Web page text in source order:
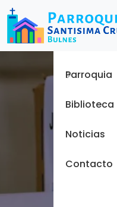
Menu
Inicio
Parroquia
Biblioteca
Noticias
Contacto